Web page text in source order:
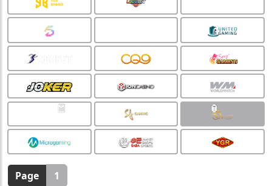
🧧 🏮
Page 1